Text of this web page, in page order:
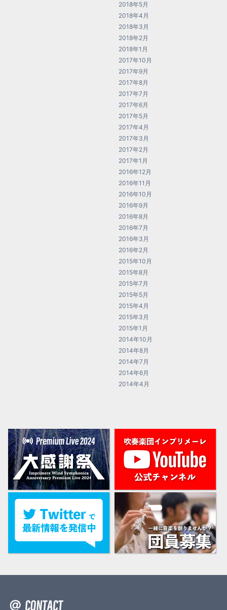
2018年5月
2018年4月
2018年3月
2018年2月
2018年1月
2017年10月
2017年9月
2017年8月
2017年7月
2017年6月
2017年5月
2017年4月
2017年3月
2017年2月
2017年1月
2016年12月
2016年11月
2016年10月
2016年9月
2016年8月
2016年7月
2016年3月
2016年2月
2015年10月
2015年8月
2015年7月
2015年5月
2015年4月
2015年3月
2015年1月
2014年10月
2014年8月
2014年7月
2014年6月
2014年4月